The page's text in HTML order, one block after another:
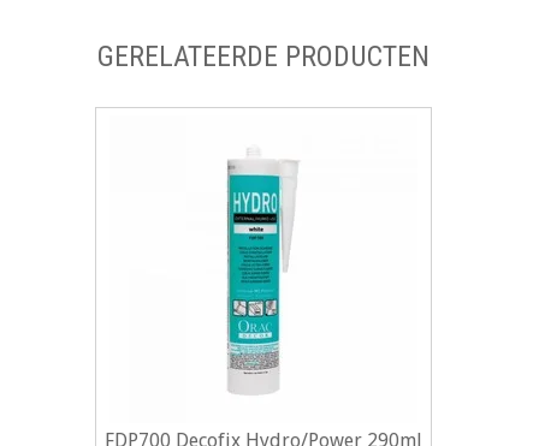
GERELATEERDE PRODUCTEN
FDP700 Decofix Hydro/Power 290ml